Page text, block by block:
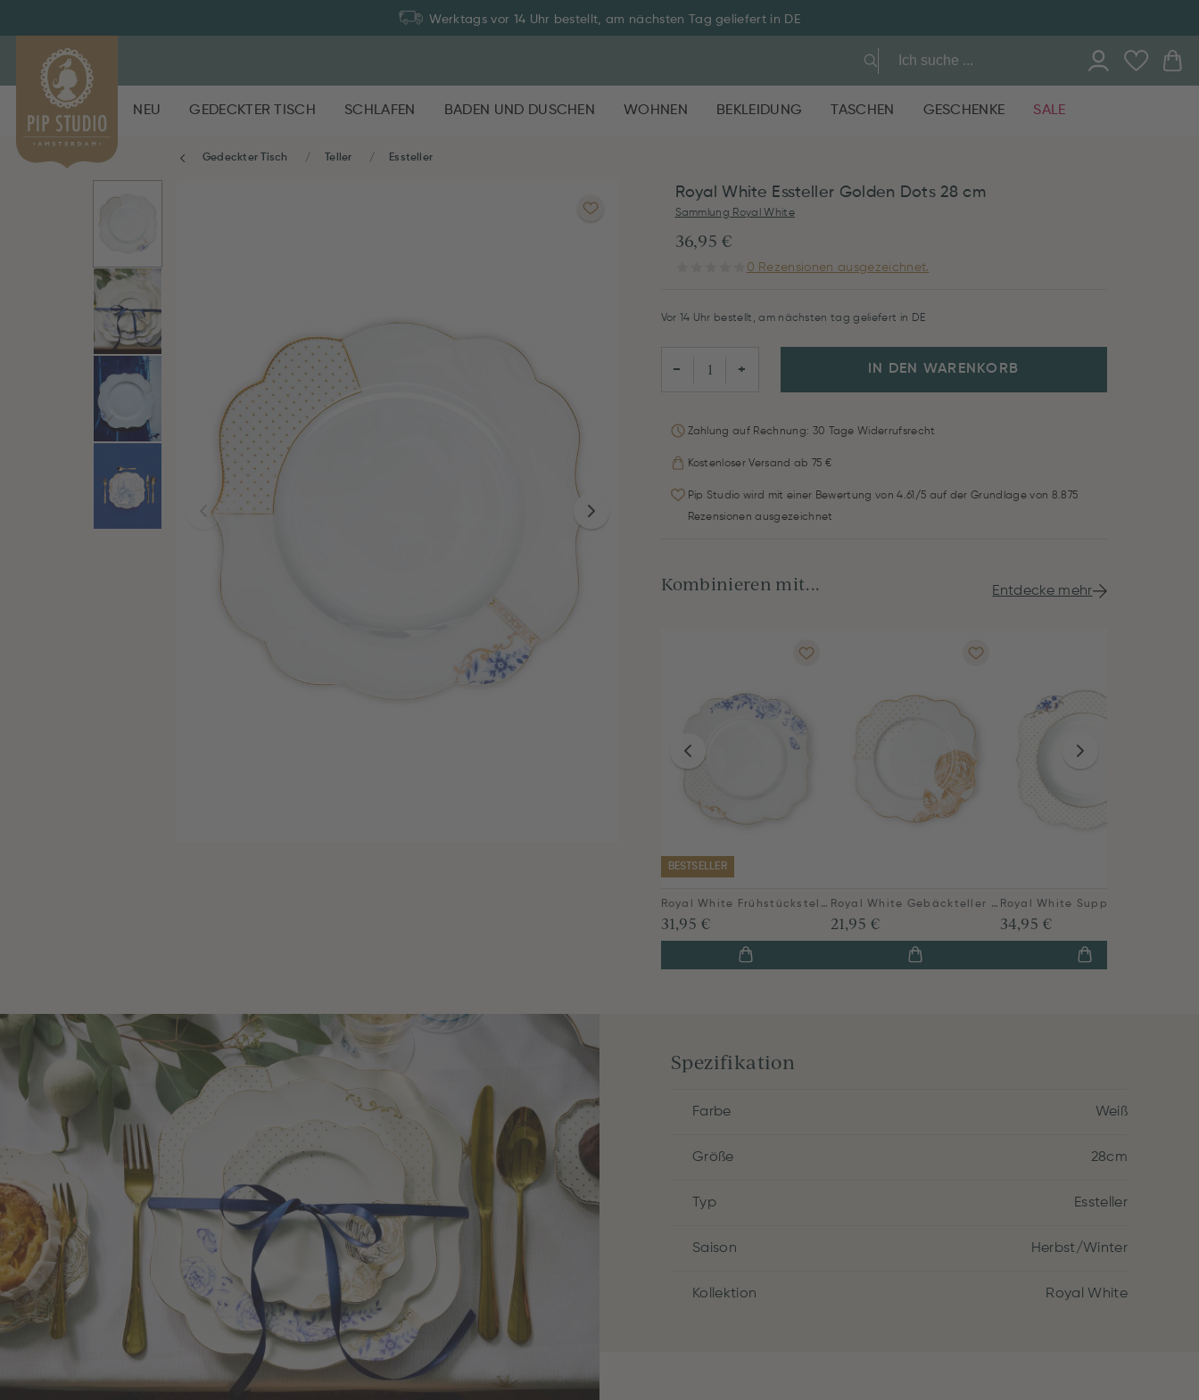
Werktags vor 14 Uhr bestellt, am nächsten Tag geliefert in DE
NEU GEDECKTER TISCH SCHLAFEN BADEN UND DUSCHEN WOHNEN BEKLEIDUNG TASCHEN GESCHENKE SALE
Gedeckter Tisch Teller Essteller
Royal White Essteller Golden Dots 28 cm
Sammlung Royal White
36,95 €
0 Rezensionen ausgezeichnet.
Vor 14 Uhr bestellt, am nächsten tag geliefert in DE
− + IN DEN WARENKORB
Zahlung auf Rechnung: 30 Tage Widerrufsrecht
Kostenloser Versand ab 75 €
Pip Studio wird mit einer Bewertung von 4.61/5 auf der Grundlage von 8.875
Rezensionen ausgezeichnet
Kombinieren mit... Entdecke mehr
BESTSELLER
Royal White Frühstücksteller golden dots 23,5 cm
31,95 €
Royal White Gebäckteller 17 cm
21,95 € 34,95 €
Spezifikation
Farbe Weiß
Größe 28cm
Typ Essteller
Saison Herbst/Winter
Kollektion Royal White